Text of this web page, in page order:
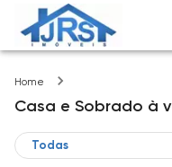
Home
Casa e Sobrado à